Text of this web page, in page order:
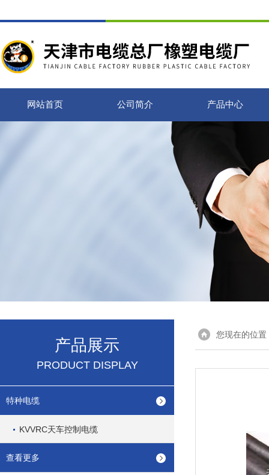
网站首页 公司简介 产品中心
产品展示
PRODUCT DISPLAY
特种电缆
KVVRC天车控制电缆
查看更多
您现在的位置